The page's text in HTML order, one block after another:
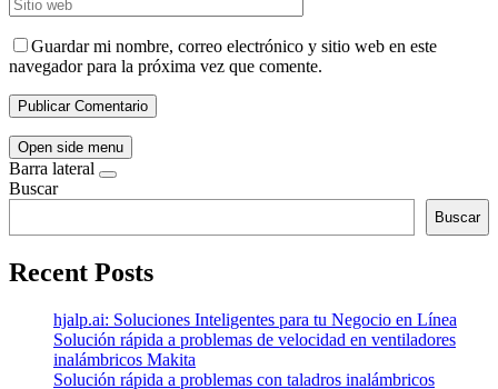
Guardar mi nombre, correo electrónico y sitio web en este
navegador para la próxima vez que comente.
Open side menu
Barra lateral
Buscar
Buscar
Recent Posts
hjalp.ai: Soluciones Inteligentes para tu Negocio en Línea
Solución rápida a problemas de velocidad en ventiladores
inalámbricos Makita
Solución rápida a problemas con taladros inalámbricos